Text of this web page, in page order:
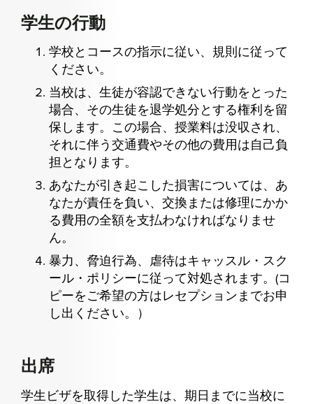
学生の行動
学校とコースの指示に従い、規則に従って
ください。
当校は、生徒が容認できない行動をとった
場合、その生徒を退学処分とする権利を留
保します。この場合、授業料は没収され、
それに伴う交通費やその他の費用は自己負
担となります。
あなたが引き起こした損害については、あ
なたが責任を負い、交換または修理にかか
る費用の全額を支払わなければなりませ
ん。
暴力、脅迫行為、虐待はキャッスル・スク
ール・ポリシーに従って対処されます。(コ
ピーをご希望の方はレセプションまでお申
し出ください。）
出席
学生ビザを取得した学生は、期日までに当校に